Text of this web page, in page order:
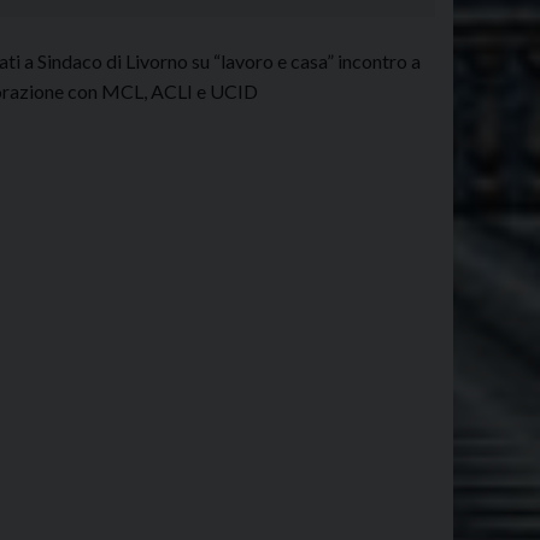
Sindaco di Livorno su “lavoro e casa” incontro a
con MCL, ACLI e UCID